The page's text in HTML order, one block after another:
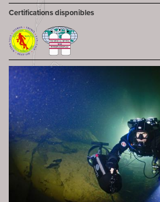
Certifications disponibles